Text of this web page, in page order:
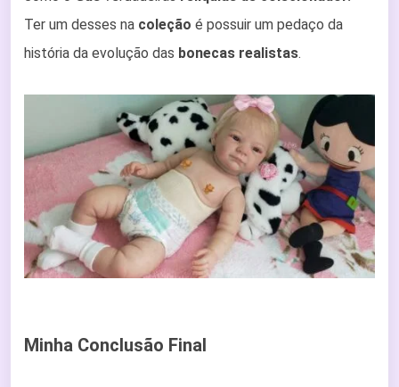
Ter um desses na coleção é possuir um pedaço da
história da evolução das bonecas realistas.
Minha Conclusão Final